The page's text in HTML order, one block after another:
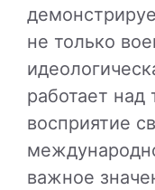
не только
работает над
восприятие
важное